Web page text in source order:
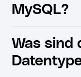
MySQL?
Was sind